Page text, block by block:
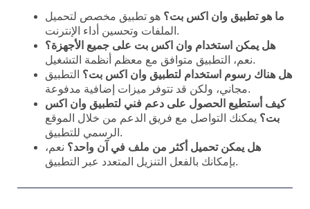
ما هو تطبيق وان اكس بت؟ هو تطبيق مخصص لتحميل
الملفات وتحسين أداء الإنترنت.
هل يمكن استخدام وان اكس بت على جميع الأجهزة؟
نعم، التطبيق متوافق مع معظم أنظمة التشغيل.
هل هناك رسوم استخدام لتطبيق وان اكس بت؟ التطبيق
مجاني، ولكن قد تتوفر ميزات إضافية مدفوعة.
كيف أستطيع الحصول على دعم فني لتطبيق وان اكس
بت؟ يمكنك التواصل مع فريق الدعم من خلال الموقع
الرسمي للتطبيق.
هل يمكن تحميل أكثر من ملف في آن واحد؟ نعم،
بإمكانك بالفعل التنزيل المتعدد عبر التطبيق.